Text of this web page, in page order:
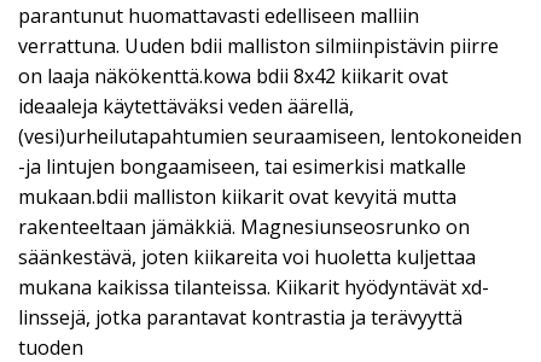
parantunut huomattavasti edelliseen malliin
verrattuna. Uuden bdii malliston silmiinpistävin piirre
on laaja näkökenttä.kowa bdii 8x42 kiikarit ovat
ideaaleja käytettäväksi veden äärellä,
(vesi)urheilutapahtumien seuraamiseen, lentokoneiden
-ja lintujen bongaamiseen, tai esimerkisi matkalle
mukaan.bdii malliston kiikarit ovat kevyitä mutta
rakenteeltaan jämäkkiä. Magnesiunseosrunko on
säänkestävä, joten kiikareita voi huoletta kuljettaa
mukana kaikissa tilanteissa. Kiikarit hyödyntävät xd-
linssejä, jotka parantavat kontrastia ja terävyyttä
tuoden